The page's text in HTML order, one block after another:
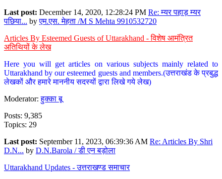
Last post: December 14, 2020, 12:28:24 PM Re: म्यर पहाड़ म्यर
पछिया... byएम.एस. मेहता /M S Mehta 9910532720
Articles By Esteemed Guests of Uttarakhand - विशेष आमंत्रित
अतिथियों के लेख
Here you will get articles on various subjects mainly related to
Uttarakhand by our esteemed guests and members.(उत्तराखंड के प्रबुद्ध
लेखकों और हमारे माननीय सदस्यों द्वारा लिखे गये लेख)
Moderator:हुक्का बू
Posts: 9,385
Topics: 29
Last post: September 11, 2023, 06:39:36 AM Re: Articles By Shri
D.N... by D.N.Barola / डी एन बड़ोला
Uttarakhand Updates - उत्तराखण्ड समाचार